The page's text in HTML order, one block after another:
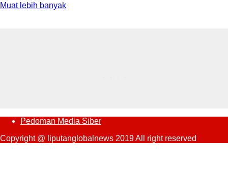
Muat lebih banyak
Pedoman Media Siber
Copyright @ liputanglobalnews 2019 All right reserved